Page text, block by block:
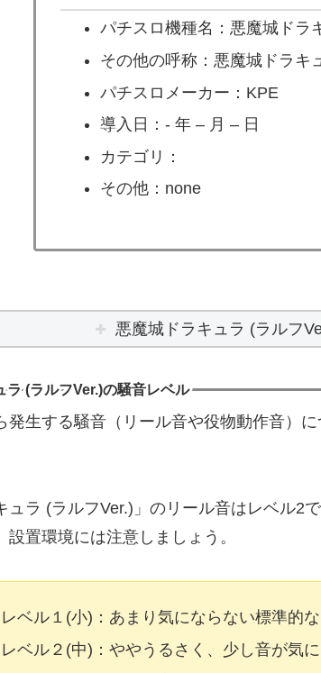
パチスロ機種名：悪魔城ドラ
その他の呼称：悪魔城ドラキ
パチスロメーカー：KPE
導入日：- 年 – 月 – 日
カテゴリ：
その他：none
悪魔城ドラキュラ (ラルフ
ラ (ラルフVer.)の騒音レベル
発生する騒音（リール音や役物動作音）
ュラ (ラルフVer.)」のリール音はレベル2
設置環境には注意しましょう。
レベル１(小)：あまり気にならない標準的
レベル２(中)：ややうるさく、少し音が気